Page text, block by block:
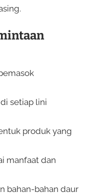
setiap lini
produk yang
manfaat dan
bahan-bahan daur